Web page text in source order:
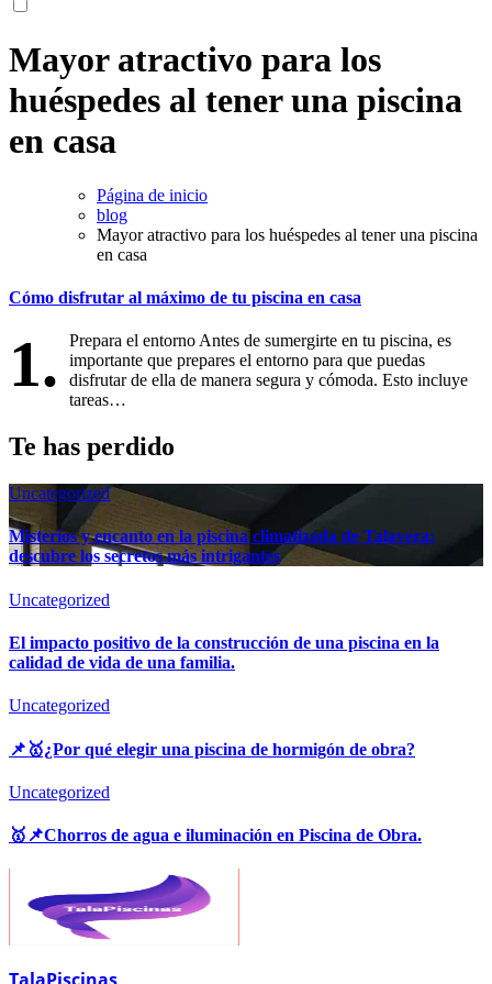
Mayor atractivo para los
huéspedes al tener una piscina
en casa
Página de inicio
blog
Mayor atractivo para los huéspedes al tener una piscina
en casa
Cómo disfrutar al máximo de tu piscina en casa
1.
Prepara el entorno Antes de sumergirte en tu piscina, es
importante que prepares el entorno para que puedas
disfrutar de ella de manera segura y cómoda. Esto incluye
tareas…
Te has perdido
Uncategorized
Misterios y encanto en la piscina climatizada de Talavera:
descubre los secretos más intrigantes
Uncategorized
El impacto positivo de la construcción de una piscina en la
calidad de vida de una familia.
Uncategorized
📌🥇¿Por qué elegir una piscina de hormigón de obra?
Uncategorized
🥇📌Chorros de agua e iluminación en Piscina de Obra.